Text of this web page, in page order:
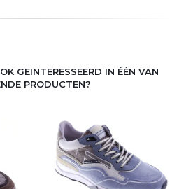
GEINTERESSEERD IN ÉÉN VAN
PRODUCTEN?